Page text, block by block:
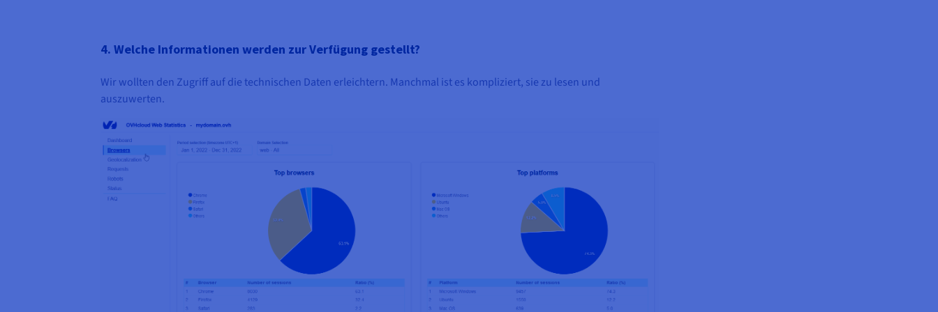
4. Welche Informationen werden zur Verfügung gestellt?
Wir wollten den Zugriff auf die technischen Daten erleichtern. Manchmal ist es kompliziert, sie zu lesen und
auszuwerten.